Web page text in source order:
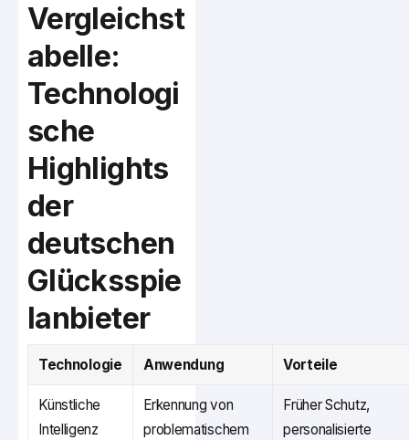
Vergleichst
abelle:
Technologi
sche
Highlights
der
deutschen
Glücksspie
lanbieter
Technologie Anwendung Vorteile
Künstliche
Intelligenz
Erkennung von
problematischem
Früher Schutz,
personalisierte